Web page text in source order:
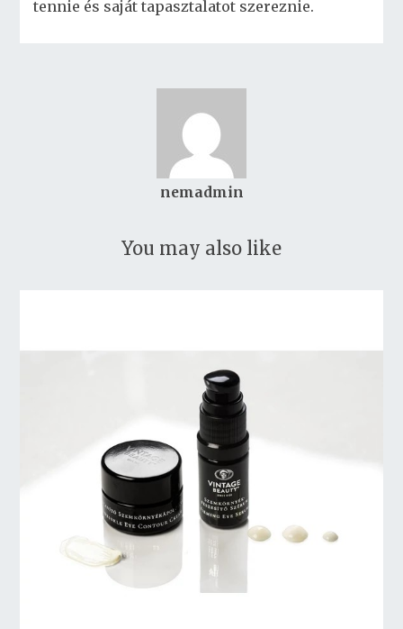
tennie és saját tapasztalatot szereznie.
nemadmin
You may also like